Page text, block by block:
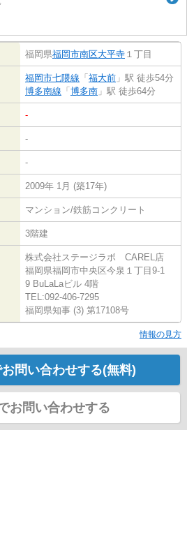
福岡県福岡市南区大平寺 １丁目
福岡市七隈線 「 福大前 」駅 徒歩54分
博多南線 「 博多南 」駅 徒歩64分
-
-
-
2009年 1月 (築17年)
マンション/鉄筋コンクリート
3階建
株式会社ステージラボ CAREL店
福岡県福岡市中央区今泉１丁目9-1
9 BuLaLaビル 4階
TEL:092-406-7295
福岡県知事 (3) 第17108号
情報の見方
問い合わせする(無料)
お問い合わせする